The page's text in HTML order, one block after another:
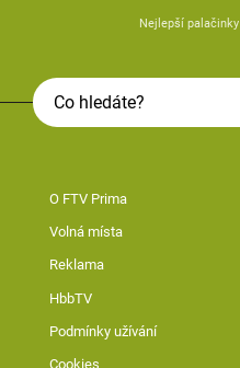
Nejlepší palačinky
O FTV Prima
Volná místa
Reklama
HbbTV
Podmínky užívání
Cookies